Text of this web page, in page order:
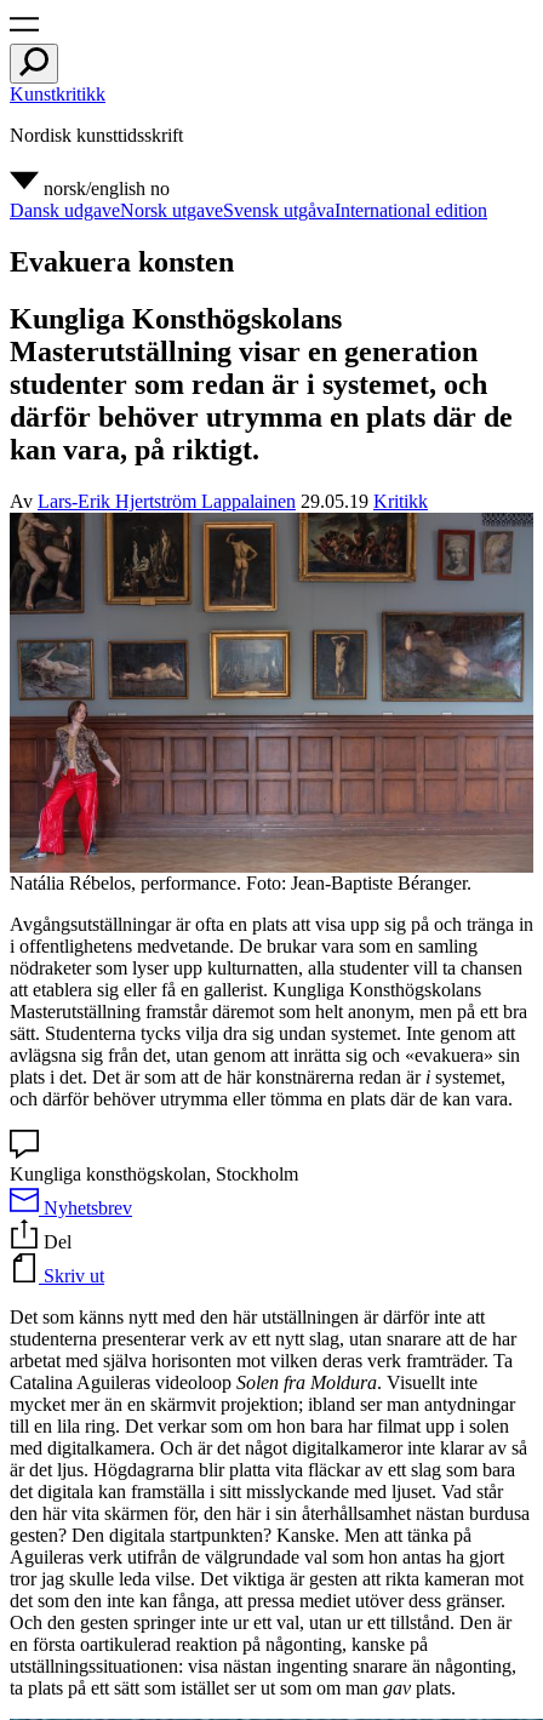
Kunstkritikk
Nordisk kunsttidsskrift
norsk/english no
Dansk udgaveNorsk utgaveSvensk utgåvaInternational edition
Evakuera konsten
Kungliga Konsthögskolans
Masterutställning visar en generation
studenter som redan är i systemet, och
därför behöver utrymma en plats där de
kan vara, på riktigt.
Av Lars-Erik Hjertström Lappalainen 29.05.19 Kritikk
Natália Rébelos, performance. Foto: Jean-Baptiste Béranger.
Avgångsutställningar är ofta en plats att visa upp sig på och tränga in
i offentlighetens medvetande. De brukar vara som en samling
nödraketer som lyser upp kulturnatten, alla studenter vill ta chansen
att etablera sig eller få en gallerist. Kungliga Konsthögskolans
Masterutställning framstår däremot som helt anonym, men på ett bra
sätt. Studenterna tycks vilja dra sig undan systemet. Inte genom att
avlägsna sig från det, utan genom att inrätta sig och «evakuera» sin
plats i det. Det är som att de här konstnärerna redan är i systemet,
och därför behöver utrymma eller tömma en plats där de kan vara.
Kungliga konsthögskolan, Stockholm
Nyhetsbrev
Del
Skriv ut
Det som känns nytt med den här utställningen är därför inte att
studenterna presenterar verk av ett nytt slag, utan snarare att de har
arbetat med själva horisonten mot vilken deras verk framträder. Ta
Catalina Aguileras videoloop Solen fra Moldura. Visuellt inte
mycket mer än en skärmvit projektion; ibland ser man antydningar
till en lila ring. Det verkar som om hon bara har filmat upp i solen
med digitalkamera. Och är det något digitalkameror inte klarar av så
är det ljus. Högdagrarna blir platta vita fläckar av ett slag som bara
det digitala kan framställa i sitt misslyckande med ljuset. Vad står
den här vita skärmen för, den här i sin återhållsamhet nästan burdusa
gesten? Den digitala startpunkten? Kanske. Men att tänka på
Aguileras verk utifrån de välgrundade val som hon antas ha gjort
tror jag skulle leda vilse. Det viktiga är gesten att rikta kameran mot
det som den inte kan fånga, att pressa mediet utöver dess gränser.
Och den gesten springer inte ur ett val, utan ur ett tillstånd. Den är
en första oartikulerad reaktion på någonting, kanske på
utställningssituationen: visa nästan ingenting snarare än någonting,
ta plats på ett sätt som istället ser ut som om man gav plats.